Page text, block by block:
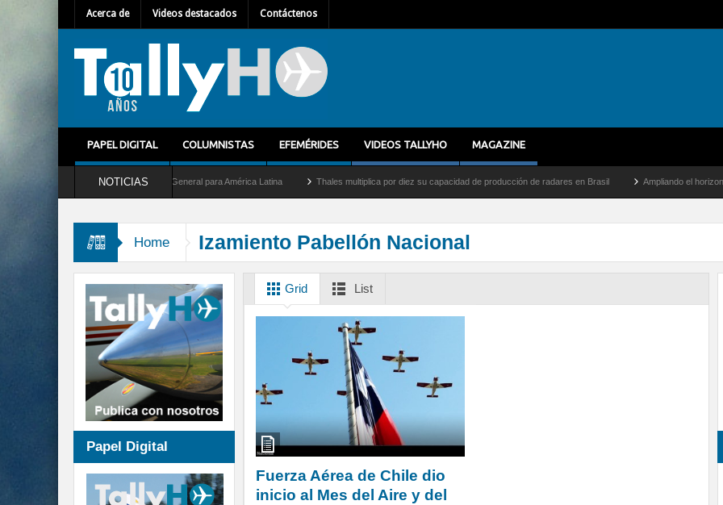
Acerca de Videos destacados Contáctenos
PAPEL DIGITAL COLUMNISTAS EFEMÉRIDES VIDEOS TALLYHO MAGAZINE
NOTICIAS
Mallet como nuevo Director General para América Latina Thales multiplica por diez su capacidad de producción de radares en Brasil Ampliando el horizonte:
Home Izamiento Pabellón Nacional
Grid List
Fuerza Aérea de Chile dio
inicio al Mes del Aire y del
Papel Digital